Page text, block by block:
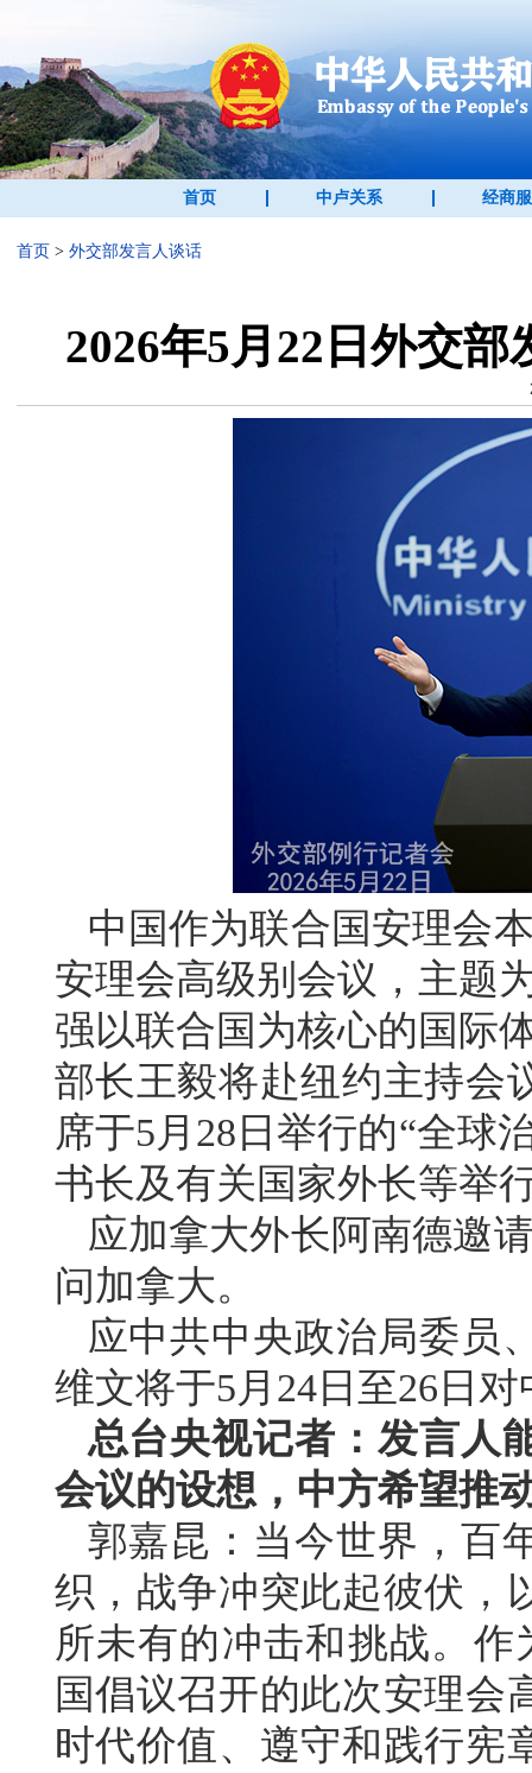
首页 中卢关系 经商
首页 > 外交部发言人谈话
2026年5月22日外交
中国作为联合国安理会
安理会高级别会议，主题
强以联合国为核心的国际
部长王毅将赴纽约主持会
席于5月28日举行的“全球
书长及有关国家外长等举
应加拿大外长阿南德邀
问加拿大。
应中共中央政治局委员
维文将于5月24日至26日
总台央视记者：发言人
会议的设想，中方希望推
郭嘉昆：当今世界，百
织，战争冲突此起彼伏，
所未有的冲击和挑战。
国倡议召开的此次安理会
时代价值、遵守和践行宪